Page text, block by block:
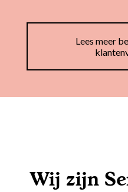
Lees meer
Wij zijn